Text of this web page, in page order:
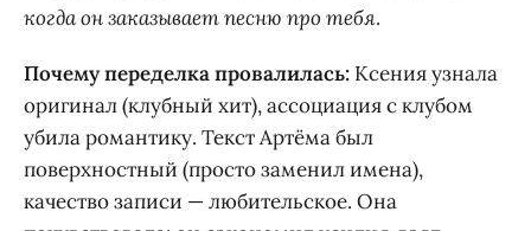
когда он заказывает песню про тебя.
Почему переделка провалилась: Ксения узнала
оригинал (клубный хит), ассоциация с клубом
убила романтику. Текст Артёма был
поверхностный (просто заменил имена),
качество записи — любительское. Она